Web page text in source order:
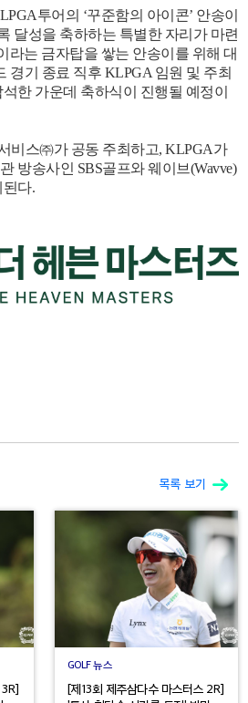
투어의 ‘꾸준함의 아이콘’ 안송이
달성을 축하하는 특별한 자리가 마련
라는 금자탑을 쌓는 안송이를 위해 대
경기 종료 직후 KLPGA 임원 및 주최
한 가운데 축하식이 진행될 예정이
비스㈜가 공동 주최하고, KLPGA가
방송사인 SBS골프와 웨이브(Wavve)
된다.
목록 보기
GOLF 뉴스
[제13회 제주삼다수 마스터스 2R]